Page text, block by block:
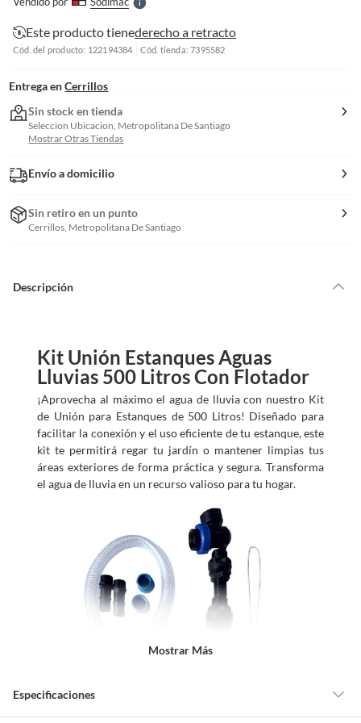
S
Este producto tienederecho a retracto
Cód. del producto: 122194384 Cód. tienda: 7395582
Entrega en Cerrillos
Sin stock en tienda
Seleccion Ubicacion, Metropolitana De Santiago
Mostrar Otras Tiendas
Envío a domicilio
Sin retiro en un punto
Cerrillos, Metropolitana De Santiago
Descripción
Kit Unión Estanques Aguas
Lluvias 500 Litros Con Flotador
¡Aprovecha al máximo el agua de lluvia con nuestro Kit
de Unión para Estanques de 500 Litros! Diseñado para
facilitar la conexión y el uso eficiente de tu estanque, este
kit te permitirá regar tu jardín o mantener limpias tus
áreas exteriores de forma práctica y segura. Transforma
el agua de lluvia en un recurso valioso para tu hogar.
Mostrar Más
Especificaciones